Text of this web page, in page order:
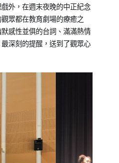
外，在週末夜晚的中正紀念
眾都在教育劇場的療癒之
感性並俱的台詞、滿滿熱情
深刻的提醒，送到了觀眾心